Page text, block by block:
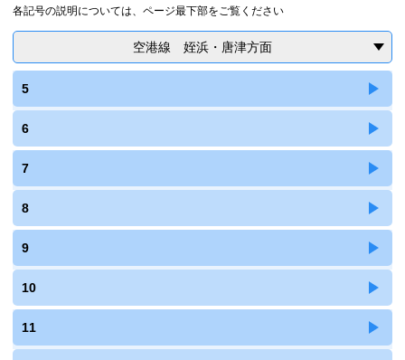
各記号の説明については、ページ最下部をご覧ください
空港線 姪浜・唐津方面
5
6
7
8
9
10
11